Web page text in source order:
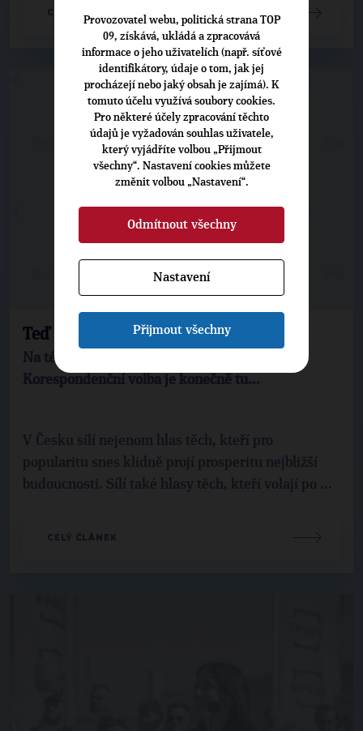
CELÝ ČLÁNEK
Teď to tam můžete poslat...
Na té správné straně letos také na dálku.
Korespondenční volba je konečně tu...
V Česku sílí nejenom hlas těch, kteří pro
popularitu snes klidně projí prosperitu nejbližší
budoucnosti. Sílí také hlasy těch, kteří volají po ...
CELÝ ČLÁNEK
Provozovatel webu, politická strana TOP
09, získává, ukládá a zpracovává
informace o jeho uživatelích (např. síťové
identifikátory, údaje o tom, jak jej
procházejí nebo jaký obsah je zajímá). K
tomuto účelu využívá soubory cookies.
Pro některé účely zpracování těchto
údajů je vyžadován souhlas uživatele,
který vyjádříte volbou „Přijmout
všechny“. Nastavení cookies můžete
změnit volbou „Nastavení“.
Odmítnout všechny
Nastavení
Přijmout všechny